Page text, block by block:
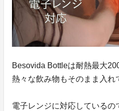
Besovida Bottleは耐熱最大
熱々な飲み物もそのまま入れ
電子レンジに対応している